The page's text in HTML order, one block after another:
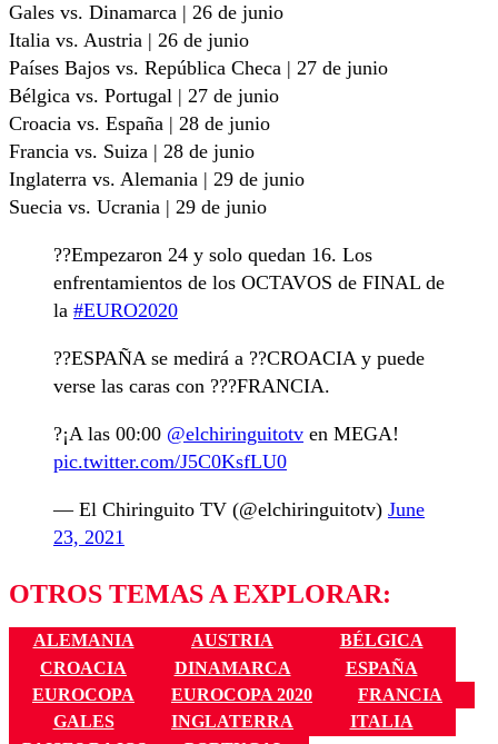
Gales vs. Dinamarca | 26 de junio
Italia vs. Austria | 26 de junio
Países Bajos vs. República Checa | 27 de junio
Bélgica vs. Portugal | 27 de junio
Croacia vs. España | 28 de junio
Francia vs. Suiza | 28 de junio
Inglaterra vs. Alemania | 29 de junio
Suecia vs. Ucrania | 29 de junio
??Empezaron 24 y solo quedan 16. Los
enfrentamientos de los OCTAVOS de FINAL de
la #EURO2020
??ESPAÑA se medirá a ??CROACIA y puede
verse las caras con ???FRANCIA.
?¡A las 00:00 @elchiringuitotv en MEGA!
pic.twitter.com/J5C0KsfLU0
— El Chiringuito TV (@elchiringuitotv) June
23, 2021
OTROS TEMAS A EXPLORAR:
ALEMANIA AUSTRIA
BÉLGICA
CROACIA
DINAMARCA
ESPAÑA
EUROCOPA
EUROCOPA 2020
FRANCIA
GALES
INGLATERRA
ITALIA